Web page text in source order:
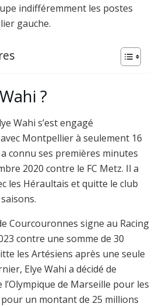
indifféremment les postes
gauche.
?
Wahi s’est engagé
Montpellier à seulement 16
connu ses premières minutes
2020 contre le FC Metz. Il a
les Héraultais et quitte le club
Courcouronnes signe au Racing
contre une somme de 30
les Artésiens après une seule
Elye Wahi a décidé de
de Marseille pour les
un montant de 25 millions